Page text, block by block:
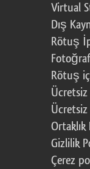
Virtual
Dış
Rötuş
Rötuş
Ücretsiz
Ücretsiz
Ortaklık
Gizlilik
Çerez